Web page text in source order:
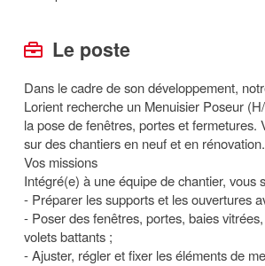
Le poste
Dans le cadre de son développement,
Lorient recherche un Menuisier Poseur
la pose de fenêtres, portes et fermetures.
sur des chantiers en neuf et en rénovation.
Vos missions
Intégré(e) à une équipe de chantier, vous
- Préparer les supports et les ouvertures
- Poser des fenêtres, portes, baies
volets battants ;
- Ajuster, régler et fixer les éléments de